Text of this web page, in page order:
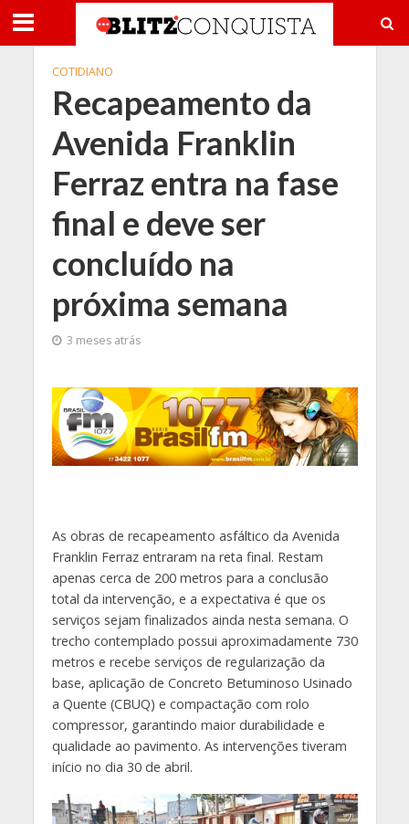
COTIDIANO
Recapeamento da
Avenida Franklin
Ferraz entra na fase
final e deve ser
concluído na
próxima semana
3 meses atrás
As obras de recapeamento asfáltico da Avenida
Franklin Ferraz entraram na reta final. Restam
apenas cerca de 200 metros para a conclusão
total da intervenção, e a expectativa é que os
serviços sejam finalizados ainda nesta semana. O
trecho contemplado possui aproximadamente 730
metros e recebe serviços de regularização da
base, aplicação de Concreto Betuminoso Usinado
a Quente (CBUQ) e compactação com rolo
compressor, garantindo maior durabilidade e
qualidade ao pavimento. As intervenções tiveram
início no dia 30 de abril.